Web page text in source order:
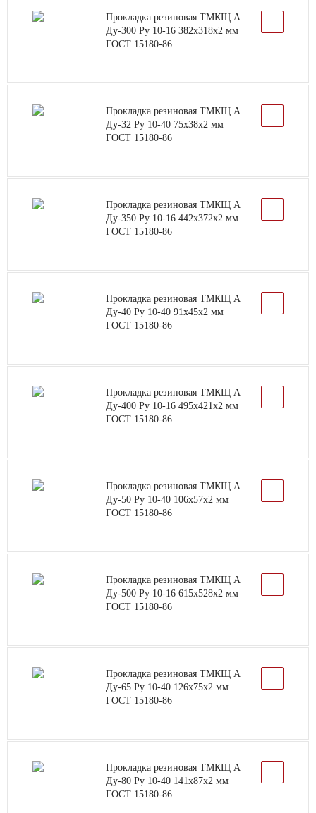
Прокладка резиновая ТМКЩ А
Ду-300 Ру 10-16 382х318х2 мм
ГОСТ 15180-86
Прокладка резиновая ТМКЩ А
Ду-32 Ру 10-40 75х38х2 мм
ГОСТ 15180-86
Прокладка резиновая ТМКЩ А
Ду-350 Ру 10-16 442х372х2 мм
ГОСТ 15180-86
Прокладка резиновая ТМКЩ А
Ду-40 Ру 10-40 91х45х2 мм
ГОСТ 15180-86
Прокладка резиновая ТМКЩ А
Ду-400 Ру 10-16 495х421х2 мм
ГОСТ 15180-86
Прокладка резиновая ТМКЩ А
Ду-50 Ру 10-40 106х57х2 мм
ГОСТ 15180-86
Прокладка резиновая ТМКЩ А
Ду-500 Ру 10-16 615х528х2 мм
ГОСТ 15180-86
Прокладка резиновая ТМКЩ А
Ду-65 Ру 10-40 126х75х2 мм
ГОСТ 15180-86
Прокладка резиновая ТМКЩ А
Ду-80 Ру 10-40 141х87х2 мм
ГОСТ 15180-86